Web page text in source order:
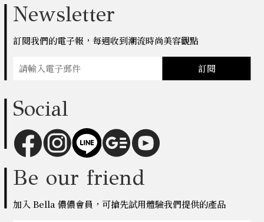
Newsletter
訂閱我們的電子報，每週收到潮流時尚美容觀點
訂閱
Social
Be our friend
加入 Bella 儂儂會員，可搶先試用體驗我們提供的產品